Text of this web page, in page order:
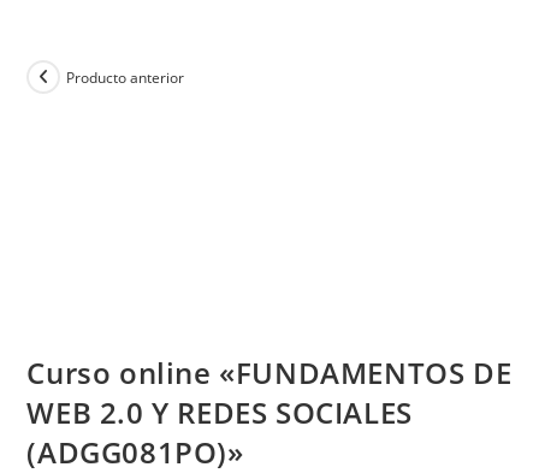
Producto anterior
Curso online «FUNDAMENTOS DE
WEB 2.0 Y REDES SOCIALES
(ADGG081PO)»